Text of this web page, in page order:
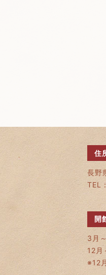
住
長野
TEL
開
3月
12
※12